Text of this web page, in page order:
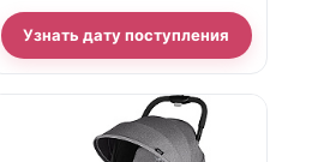
Узнать дату поступления